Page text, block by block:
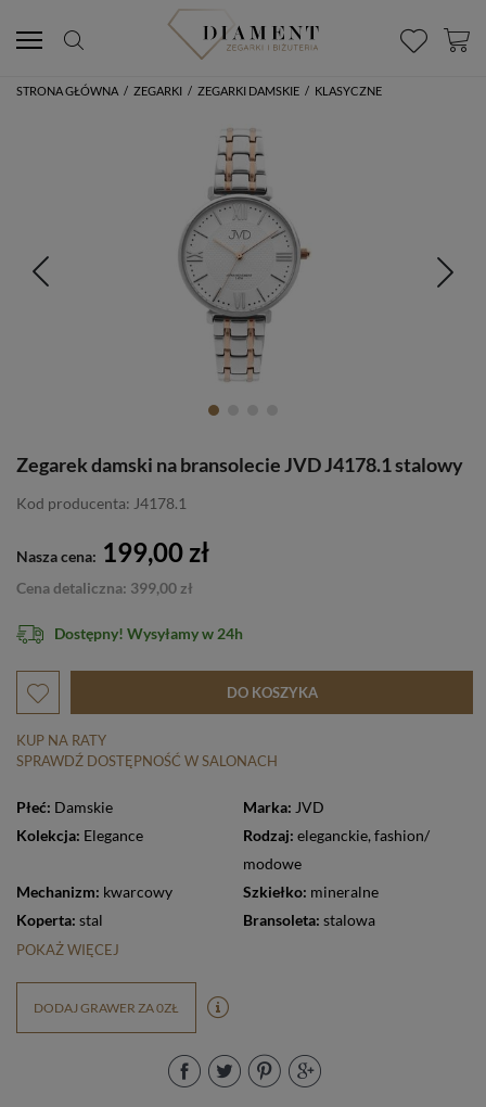
STRONA GŁÓWNA / ZEGARKI / ZEGARKI DAMSKIE / KLASYCZNE
Zegarek damski na bransolecie JVD J4178.1 stalowy
Kod producenta: J4178.1
Nasza cena: 199,00 zł
Cena detaliczna: 399,00 zł
Dostępny! Wysyłamy w 24h
DO KOSZYKA
KUP NA RATY
SPRAWDŹ DOSTĘPNOŚĆ W SALONACH
Płeć: Damskie Marka: JVD
Kolekcja: Elegance Rodzaj: eleganckie,
modowe
Mechanizm: kwarcowy Szkiełko: mineralne
Koperta: stal Bransoleta: stalowa
POKAŻ WIĘCEJ
DODAJ GRAWER ZA 0ZŁ